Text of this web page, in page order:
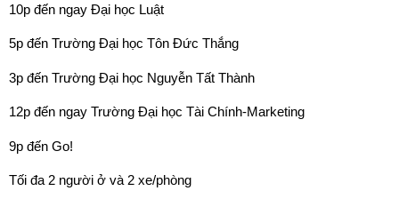
10p đến ngay Đại học Luật
5p đến Trường Đại học Tôn Đức Thắng
3p đến Trường Đại học Nguyễn Tất Thành
12p đến ngay Trường Đại học Tài Chính-Marketing
9p đến Go!
Tối đa 2 người ở và 2 xe/phòng